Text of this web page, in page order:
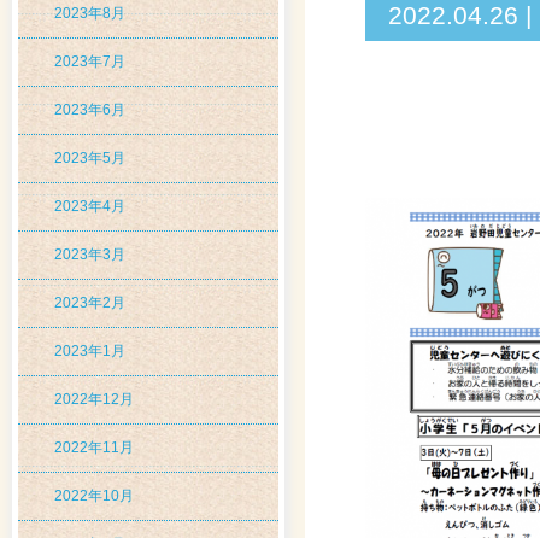
2023年8月
2023年7月
2023年6月
2023年5月
2023年4月
2023年3月
2023年2月
2023年1月
2022年12月
2022年11月
2022年10月
2022.04.26